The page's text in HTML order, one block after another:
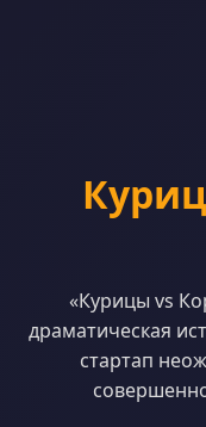
«Курицы vs
драматическая
стартап